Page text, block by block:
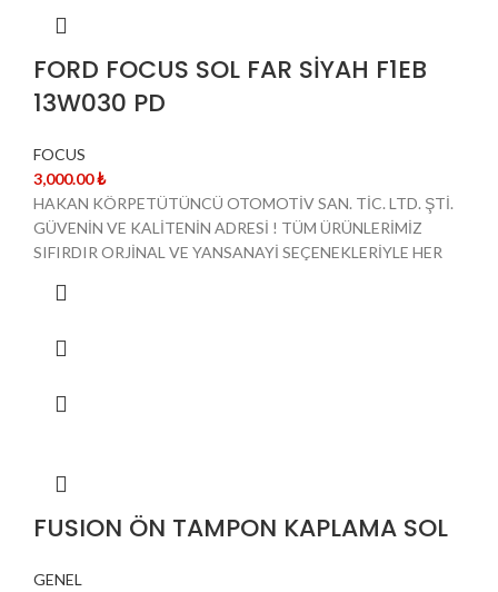
FORD FOCUS SOL FAR SİYAH F1EB
13W030 PD
FOCUS
3,000.00₺
HAKAN KÖRPETÜTÜNCÜ OTOMOTİV SAN. TİC. LTD. ŞTİ.
GÜVENİN VE KALİTENİN ADRESİ ! TÜM ÜRÜNLERİMİZ
SIFIRDIR ORJİNAL VE YANSANAYİ SEÇENEKLERİYLE HER
FUSION ÖN TAMPON KAPLAMA SOL
GENEL